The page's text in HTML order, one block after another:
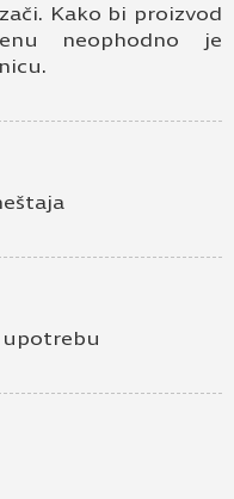
Kako bi proizvod
neophodno je
upotrebu